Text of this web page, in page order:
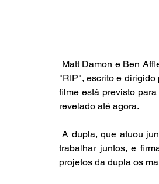
"RIP", escrito e dirigido
filme está previsto
revelado até agora.
A dupla, que atuou juntas em vários projetos desde os anos 80, afirmaram recentemente que adoram
trabalhar juntos, e
projetos da dupla os